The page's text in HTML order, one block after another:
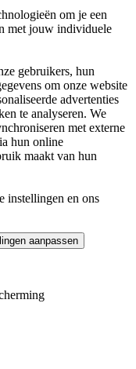
om je een
met jouw individuele
gebruikers, hun
om onze website
advertenties
te analyseren. We
met externe
hun online
maakt van hun
instellingen en ons
aanpassen